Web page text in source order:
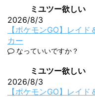
ミユツー欲しい
2026/8/3
【ポケモンGO】レイ
カー
なっていいですか？
ミユツー欲しい
2026/8/3
【ポケモンGO】レイ